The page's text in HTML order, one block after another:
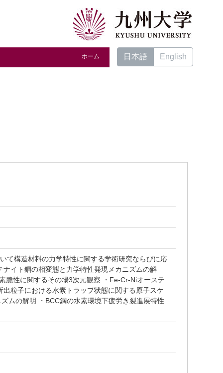
ホーム 日本語 English
て構造材料の力学特性に関する学術研究ならびに応
イト鋼の相変態と力学特性発現メカニズムの解
脆性に関するその場3次元観察 ・Fe-Cr-Niオーステ
出粒子における水素トラップ状態に関する原子スケ
ムの解明 ・BCC鋼の水素環境下疲労き裂進展特性